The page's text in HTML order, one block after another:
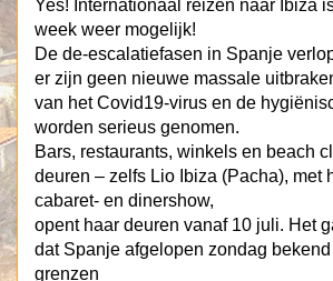
Yes! Internationaal reizen naar Ibiza
week weer mogelijk!
De de-escalatiefasen in Spanje
er zijn geen nieuwe massale
van het Covid19-virus en de
worden serieus genomen.
Bars, restaurants, winkels en beach
deuren – zelfs Lio Ibiza (Pacha), met
cabaret- en dinershow,
opent haar deuren vanaf 10 juli. Het
dat Spanje afgelopen zondag
grenzen